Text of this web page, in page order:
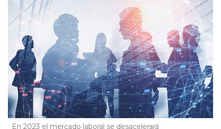
En 2023 el mercado laboral se desacelerará